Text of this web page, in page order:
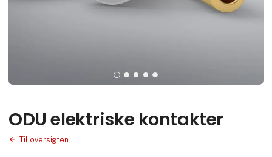
ODU elektriske kontakter
Til oversigten